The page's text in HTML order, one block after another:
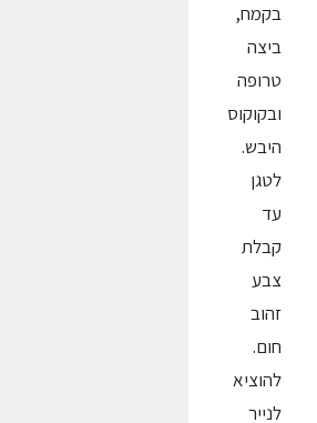
בקמח,
ביצה
טרופה
ובקוקוס
היבש.
לטגן
עד
קבלת
צבע
זהוב
חום.
להוציא
לנייר